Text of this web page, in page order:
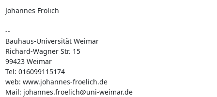
Johannes Frölich
--
Bauhaus-Universität Weimar
Richard-Wagner Str. 15
99423 Weimar
Tel: 016099115174
web: www.johannes-froelich.de
Mail: johannes.froelich@uni-weimar.de